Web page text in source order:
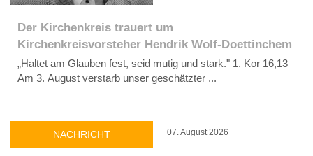
Der Kirchenkreis trauert um
Kirchenkreisvorsteher Hendrik Wolf-Doettinchem
„Haltet am Glauben fest, seid mutig und stark." 1. Kor 16,13
Am 3. August verstarb unser geschätzter ...
NACHRICHT 07. August 2026